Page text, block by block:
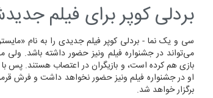
بردلی کوپر برای فیلم
می‌تواند در جشنواره فیلم ونیز حضور داشته باشد.
بازی هم کرده است، و بازیگران در اعتصاب هستند. پس با
او در جشنواره فیلم ونیز حضور نخواهد داشت و فرش قرمز
برگزار خواهد شد.